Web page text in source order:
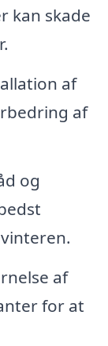
kan skade
af
af
og
af
for at